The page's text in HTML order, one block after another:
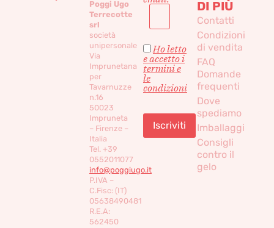
Poggi Ugo
Terrecotte
srl
società
unipersonale
Via
Imprunetana
per
Tavarnuzze
n.16
50023
Impruneta
– Firenze –
Italia
Tel. +39
0552011077
info@poggiugo.it
P.IVA –
C.Fisc: (IT)
05638490481
R.E.A:
562450
Ho letto
e accetto i
termini e
le
condizioni
DI PIÙ
Contatti
Condizioni
di vendita
FAQ
Domande
frequenti
Dove
spediamo
Imballaggi
Consigli
contro il
gelo